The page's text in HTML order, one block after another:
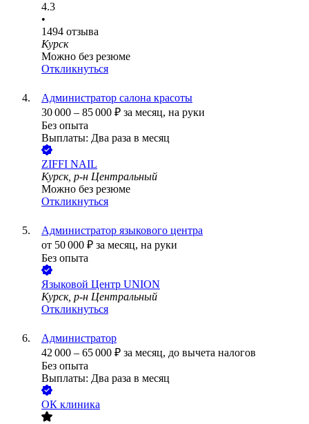
4.3
•
1494 отзыва
Курск
Можно без резюме
Откликнуться
Администратор салона красоты
30 000 – 85 000 ₽ за месяц, на руки
Без опыта
Выплаты: Два раза в месяц
ZIFFI NAIL
Курск, р-н Центральный
Можно без резюме
Откликнуться
Администратор языкового центра
от 50 000 ₽ за месяц, на руки
Без опыта
Языковой Центр UNION
Курск, р-н Центральный
Откликнуться
Администратор
42 000 – 65 000 ₽ за месяц, до вычета налогов
Без опыта
Выплаты: Два раза в месяц
ОК клиника